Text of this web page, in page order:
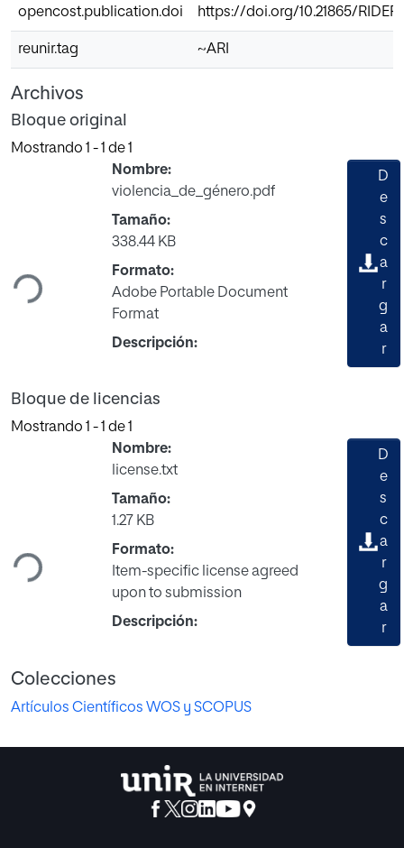
opencost.publication.doi https://doi.org/10.21865/
reunir.tag ~ARI
Archivos
Bloque original
Mostrando 1 - 1 de 1
Cargando...
Nombre:
violencia_de_género.pdf
Tamaño:
338.44 KB
Formato:
Adobe Portable Document
Format
Descripción:
D
e
s
c
a
r
g
a
r
Bloque de licencias
Mostrando 1 - 1 de 1
Cargando...
Nombre:
license.txt
Tamaño:
1.27 KB
Formato:
Item-specific license agreed
upon to submission
Descripción:
D
e
s
c
a
r
g
a
r
Colecciones
Artículos Científicos WOS y SCOPUS